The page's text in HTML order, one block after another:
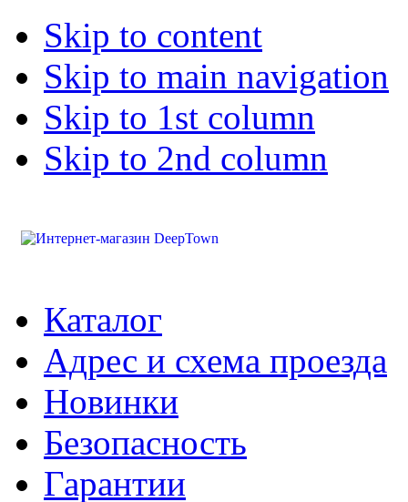
Skip to content
Skip to main navigation
Skip to 1st column
Skip to 2nd column
Каталог
Адрес и схема проезда
Новинки
Безопасность
Гарантии